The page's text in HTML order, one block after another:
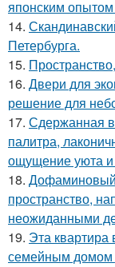
японским опытом
14.
Петербурга.
15.
16. Двери для
решение для
17. Сдержанная
палитра,
ощущение уюта и
18. Дофаминовый
пространство,
неожиданными
19. Эта квартира
семейным домом